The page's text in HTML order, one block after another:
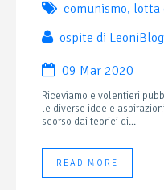
comunismo, lotta
ospite di LeoniBlog
09 Mar 2020
Riceviamo e volentieri
le diverse idee e
scorso dai teorici di...
READ MORE